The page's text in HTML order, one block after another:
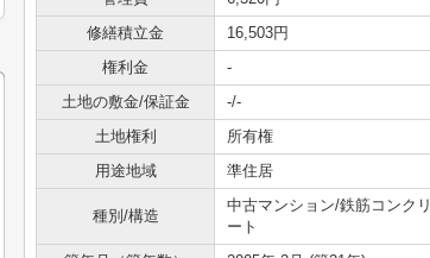
修繕積立金
16,503円
権利金
-
土地の敷金/保証金
-/-
土地権利
所有権
用途地域
準住居
種別/構造
中古マンション/鉄筋コンクリ
ート